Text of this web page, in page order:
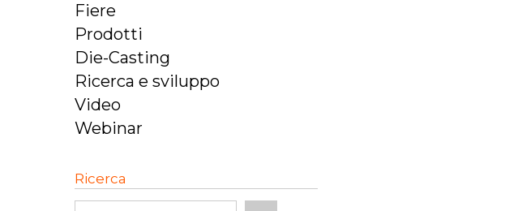
Fiere
Prodotti
Die-Casting
Ricerca e sviluppo
Video
Webinar
Ricerca